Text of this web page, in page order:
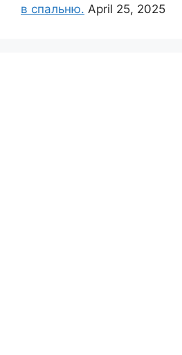
в спальню. April 25, 2025